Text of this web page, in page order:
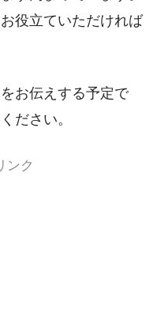
役立ていただければ
お伝えする予定で
ださい。
ンク